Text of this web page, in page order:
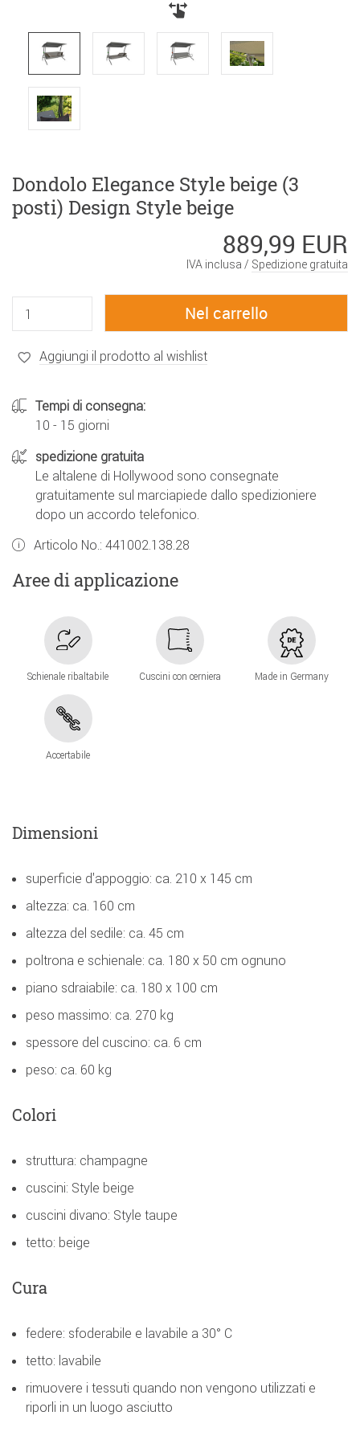
Dondolo Elegance Style beige (3
posti) Design Style beige
889,99 EUR
IVA inclusa / Spedizione gratuita
Aggiungi il prodotto al wishlist
Tempi di consegna:
10 - 15 giorni
spedizione gratuita
Le altalene di Hollywood sono consegnate
gratuitamente sul marciapiede dallo spedizioniere
dopo un accordo telefonico.
Articolo No.: 441002.138.28
Aree di applicazione
Schienale ribaltabile Cuscini con cerniera Made in Germany
Accertabile
Dimensioni
superficie d'appoggio: ca. 210 x 145 cm
altezza: ca. 160 cm
altezza del sedile: ca. 45 cm
poltrona e schienale: ca. 180 x 50 cm ognuno
piano sdraiabile: ca. 180 x 100 cm
peso massimo: ca. 270 kg
spessore del cuscino: ca. 6 cm
peso: ca. 60 kg
Colori
struttura: champagne
cuscini: Style beige
cuscini divano: Style taupe
tetto: beige
Cura
federe: sfoderabile e lavabile a 30° C
tetto: lavabile
rimuovere i tessuti quando non vengono utilizzati e
riporli in un luogo asciutto